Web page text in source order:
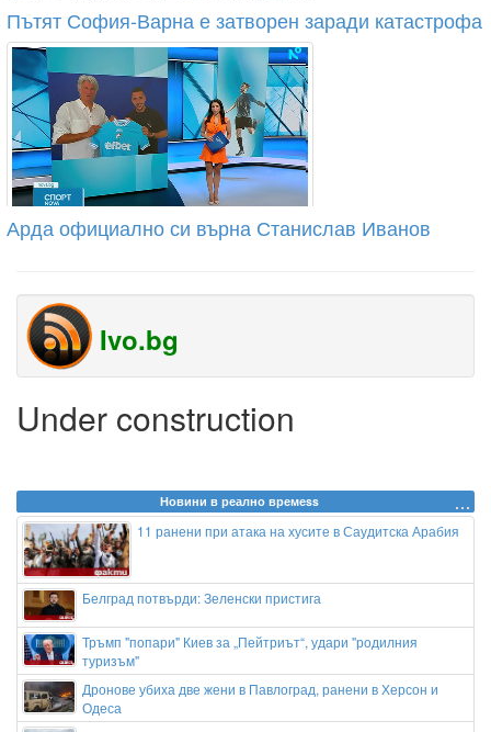
Пътят София-Варна е затворен заради катастрофа
Арда официално си върна Станислав Иванов
Ivo.bg
Under construction
Новини в реално времеss
11 ранени при атака на хусите в Саудитска Арабия
Белград потвърди: Зеленски пристига
Тръмп "попари" Киев за „Пейтриът“, удари "родилния
туризъм"
Дронове убиха две жени в Павлоград, ранени в Херсон и
Одеса